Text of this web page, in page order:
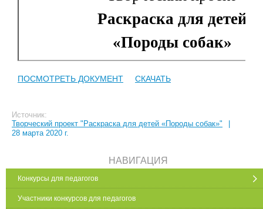
ПОСМОТРЕТЬ ДОКУМЕНТ СКАЧАТЬ
Источник:
Творческий проект "Раскраска для детей «Породы собак»"
28 марта 2020 г.
НАВИГАЦИЯ
Конкурсы для педагогов
Участники конкурсов для педагогов